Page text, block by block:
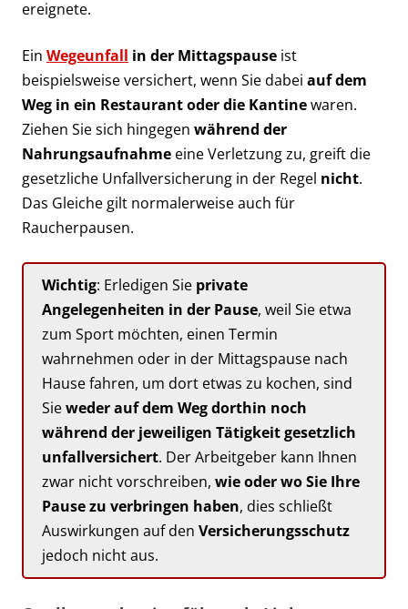
ereignete.
Ein Wegeunfall in der Mittagspause ist
beispielsweise versichert, wenn Sie dabei auf dem
Weg in ein Restaurant oder die Kantinewaren.
Ziehen Sie sich hingegen während der
Nahrungsaufnahme eine Verletzung zu, greift die
gesetzliche Unfallversicherung in der Regel nicht.
Das Gleiche gilt normalerweise auch für
Raucherpausen.
Wichtig: Erledigen Sie private
Angelegenheiten in der Pause, weil Sie etwa
zum Sport möchten, einen Termin
wahrnehmen oder in der Mittagspause nach
Hause fahren, um dort etwas zu kochen, sind
Sieweder auf dem Weg dorthin noch
während der jeweiligen Tätigkeit gesetzlich
unfallversichert. Der Arbeitgeber kann Ihnen
zwar nicht vorschreiben, wie oder wo Sie Ihre
Pause zu verbringen haben, dies schließt
Auswirkungen auf den Versicherungsschutz
jedoch nicht aus.